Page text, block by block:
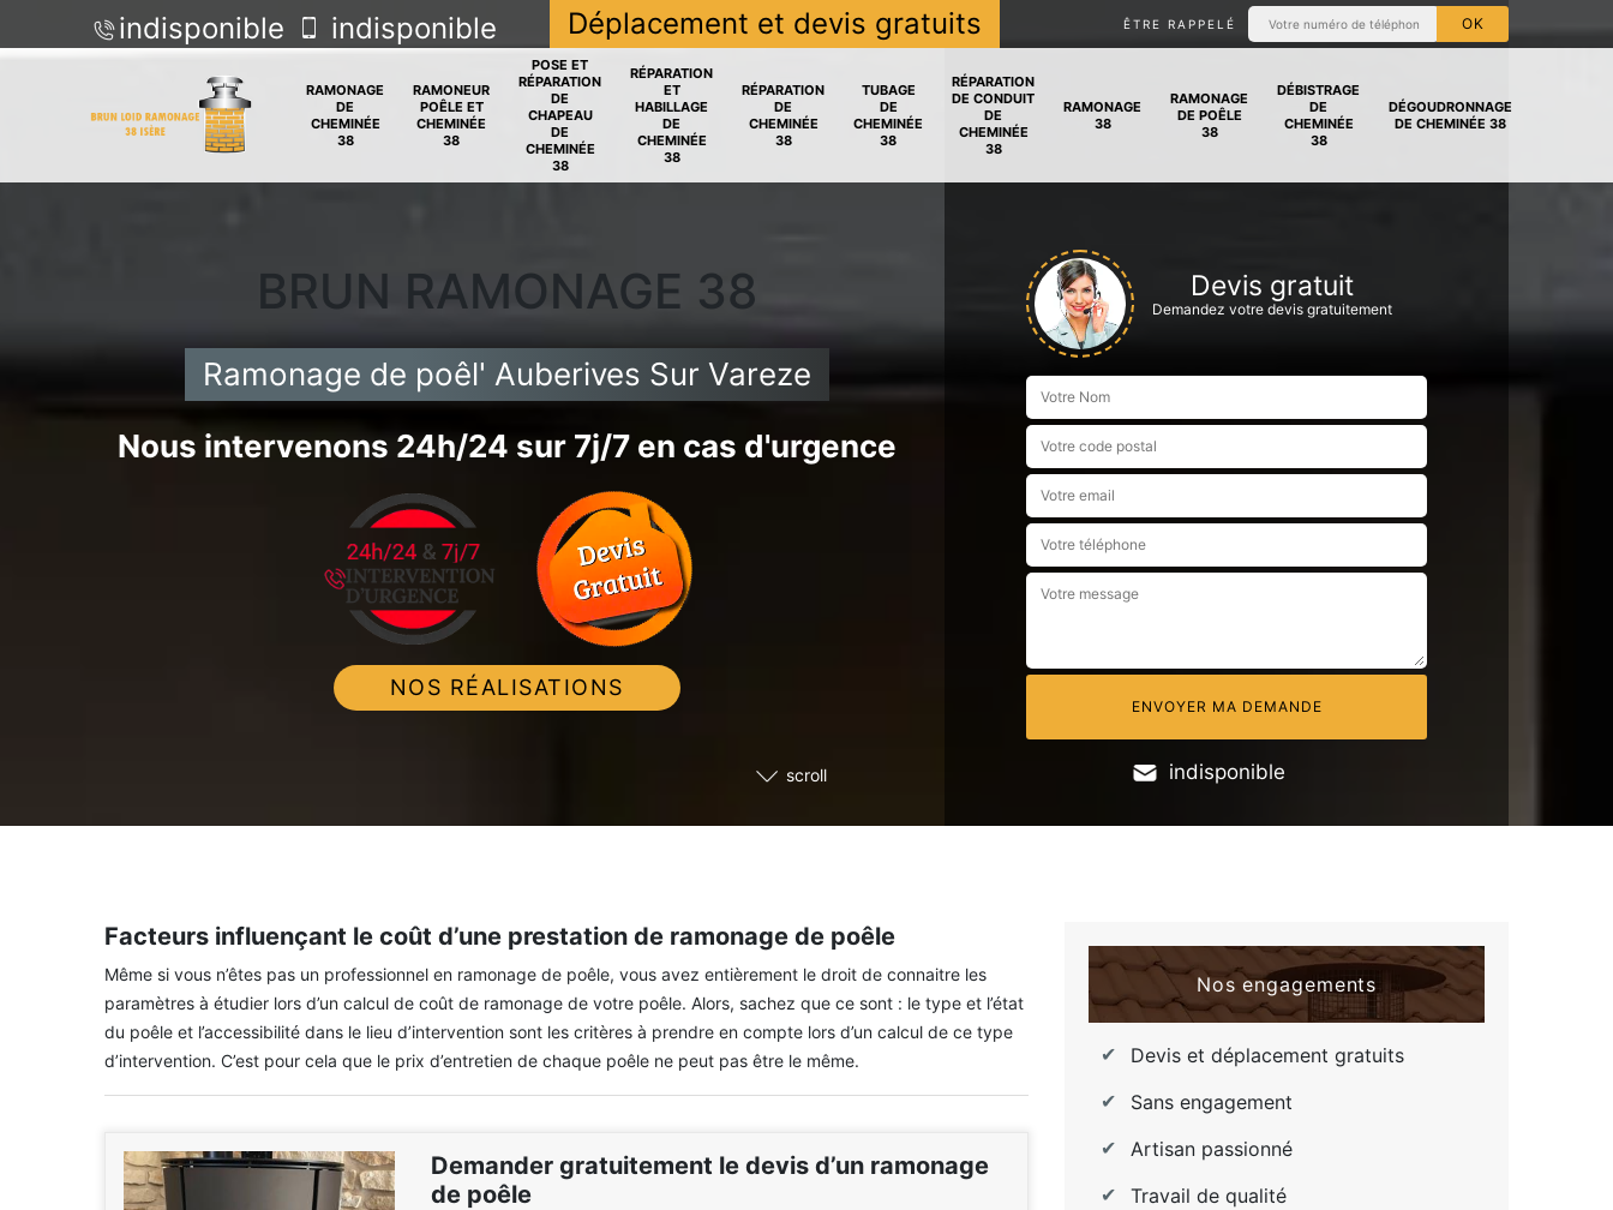
indisponible indisponible Déplacement et devis gratuits ÊTRE RAPPELÉ
RAMONAGE
DE
CHEMINÉE
38
RAMONEUR
POÊLE ET
CHEMINÉE
38
POSE ET
RÉPARATION
DE
CHAPEAU
DE
CHEMINÉE
38
RÉPARATION
ET
HABILLAGE
DE
CHEMINÉE
38
RÉPARATION
DE
CHEMINÉE
38
TUBAGE
DE
CHEMINÉE
38
RÉPARATION
DE CONDUIT
DE
CHEMINÉE
38
RAMONAGE
38
RAMONAGE
DE POÊLE
38
DÉBISTRAGE
DE
CHEMINÉE
38
DÉGOUDRONNAGE
DE CHEMINÉE 38
scroll
BRUN RAMONAGE 38
Ramonage de poêl' Auberives Sur Vareze
Nous intervenons 24h/24 sur 7j/7 en cas d'urgence
NOS RÉALISATIONS
Devis gratuit
Demandez votre devis gratuitement
indisponible
Facteurs influençant le coût d’une prestation de ramonage de poêle
Même si vous n’êtes pas un professionnel en ramonage de poêle, vous avez entièrement le droit de connaitre les
paramètres à étudier lors d’un calcul de coût de ramonage de votre poêle. Alors, sachez que ce sont : le type et l’état
du poêle et l’accessibilité dans le lieu d’intervention sont les critères à prendre en compte lors d’un calcul de ce type
d’intervention. C’est pour cela que le prix d’entretien de chaque poêle ne peut pas être le même.
Demander gratuitement le devis d’un ramonage
de poêle
Nos engagements
Devis et déplacement gratuits
Sans engagement
Artisan passionné
Travail de qualité